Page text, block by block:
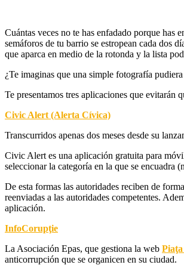
Cuántas veces no te has enfadado porque has
semáforos de tu barrio se estropean cada dos
que aparca en medio de la rotonda y la lista
¿Te imaginas que una simple fotografía
Te presentamos tres aplicaciones que evitarán
Civic Alert (Alerta Cívica)
Transcurridos apenas dos meses desde su
Civic Alert es una aplicación gratuita para
seleccionar la categoría en la que se encuadra
De esta formas las autoridades reciben de
reenviadas a las autoridades competentes.
aplicación.
InfoCorupţie
La Asociación Epas, que gestiona la web Piaţa
anticorrupción que se organicen en su ciudad.